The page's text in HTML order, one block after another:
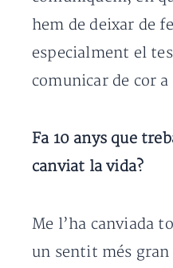
hem de deixar de
especialment el
comunicar de cor a
Fa 10 anys que
canviat la vida?
Me l’ha canviada
un sentit més